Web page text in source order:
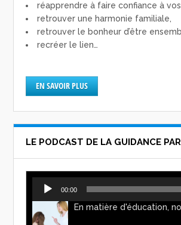
réapprendre à faire confiance à
retrouver une harmonie familiale,
retrouver le bonheur d’être
recréer le lien…
EN SAVOIR PLUS
LE PODCAST DE LA GUIDANCE
Lecteur
audio
00:00